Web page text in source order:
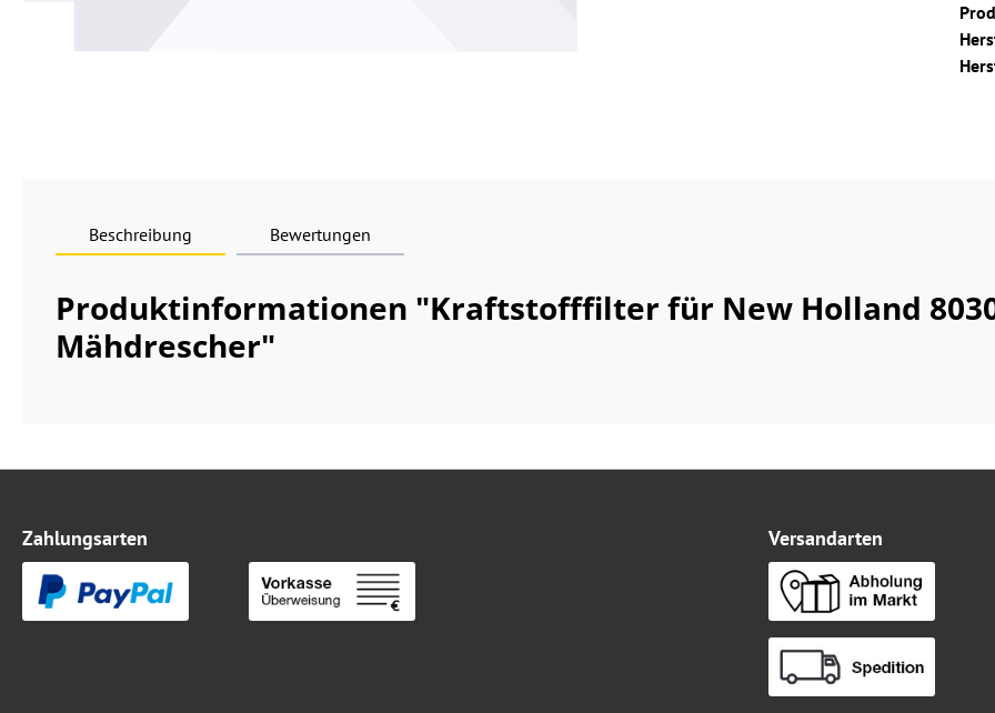
Beschreibung Bewertungen
Produktinformationen "Kraftstofffilter für New Holland 8030-
Mähdrescher"
Zahlungsarten Versandarten